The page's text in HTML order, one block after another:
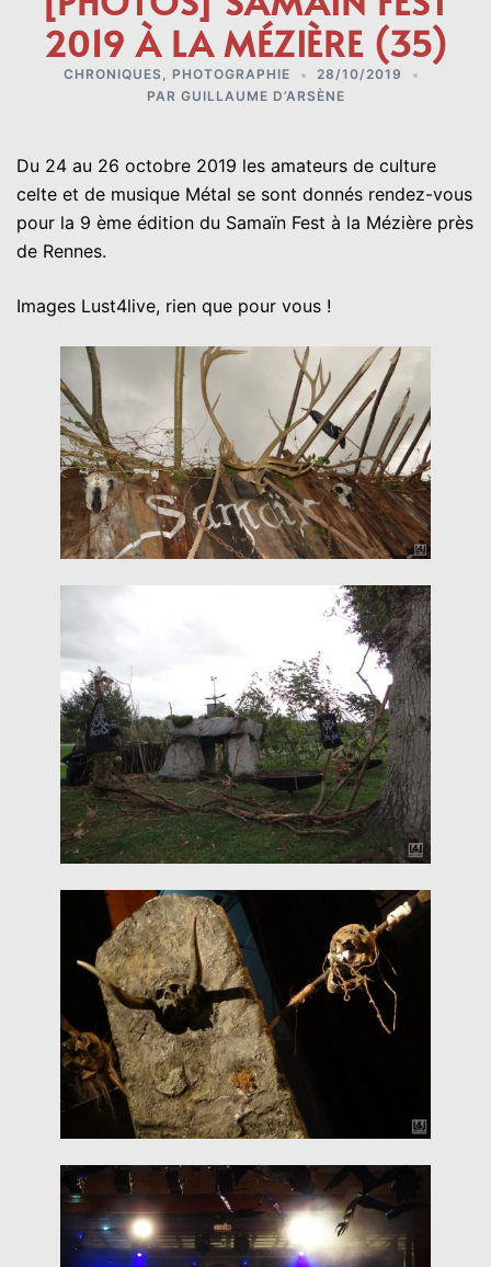
2019 À LA MÉZIÈRE (35)
CHRONIQUES , PHOTOGRAPHIE
28/10/2019
PAR GUILLAUME D’ARSÈNE
Du 24 au 26 octobre 2019 les amateurs de culture
celte et de musique Métal se sont donnés rendez-vous
pour la 9 ème édition du Samaïn Fest à la Mézière près
de Rennes.
Images Lust4live, rien que pour vous !